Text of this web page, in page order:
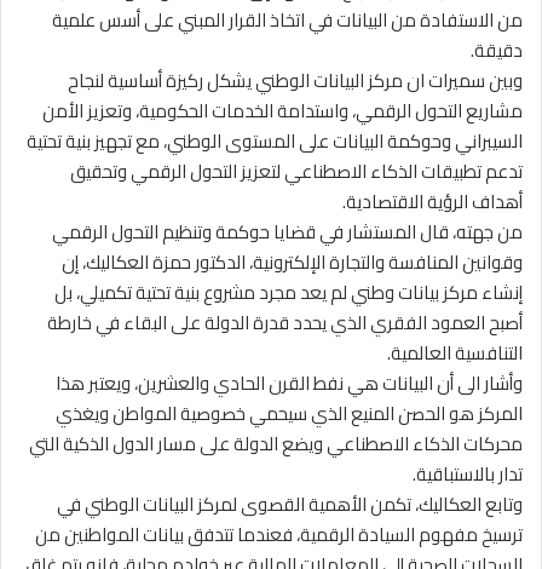
من الاستفادة من البيانات في اتخاذ القرار المبني على أسس علمية
دقيقة.
وبين سميرات ان مركز البيانات الوطني يشكل ركيزة أساسية لنجاح
مشاريع التحول الرقمي، واستدامة الخدمات الحكومية، وتعزيز الأمن
السيبراني وحوكمة البيانات على المستوى الوطني، مع تجهيز بنية تحتية
تدعم تطبيقات الذكاء الاصطناعي لتعزيز التحول الرقمي وتحقيق
أهداف الرؤية الاقتصادية.
من جهته، قال المستشار في قضايا حوكمة وتنظيم التحول الرقمي
وقوانين المنافسة والتجارة الإلكترونية، الدكتور حمزة العكاليك، إن
إنشاء مركز بيانات وطني لم يعد مجرد مشروع بنية تحتية تكميلي، بل
أصبح العمود الفقري الذي يحدد قدرة الدولة على البقاء في خارطة
التنافسية العالمية.
وأشار الى أن البيانات هي نفط القرن الحادي والعشرين، ويعتبر هذا
المركز هو الحصن المنيع الذي سيحمي خصوصية المواطن ويغذي
محركات الذكاء الاصطناعي ويضع الدولة على مسار الدول الذكية التي
تدار بالاستباقية.
وتابع العكاليك، تكمن الأهمية القصوى لمركز البيانات الوطني في
ترسيخ مفهوم السيادة الرقمية، فعندما تتدفق بيانات المواطنين من